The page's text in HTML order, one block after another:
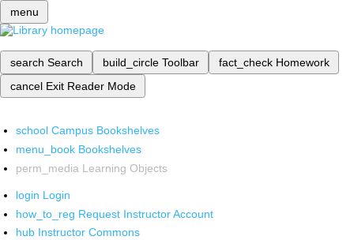
menu
search Search build_circle Toolbar fact_check Homework
cancel Exit Reader Mode
school Campus Bookshelves
menu_book Bookshelves
perm_media Learning Objects
login Login
how_to_reg Request Instructor Account
hub Instructor Commons